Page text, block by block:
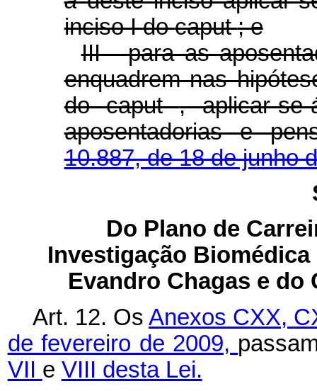
inciso I docaput; e
III - para as
enquadrem nas
docaput, aplicar-
aposentadorias e
10.887, de 18 de junho
Do Plano de
Investigação
Evandro Chagas e do
Art. 12. OsAnexos CXX,
de fevereiro de 2009,
VII e VIII desta Lei.